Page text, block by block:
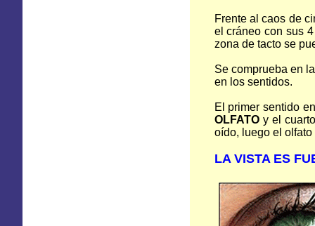
Frente al caos de
el cráneo con sus
zona de tacto se
Se comprueba en
en los sentidos.
El primer sentido
OLFATOy el
oído, luego el
LA VISTAES